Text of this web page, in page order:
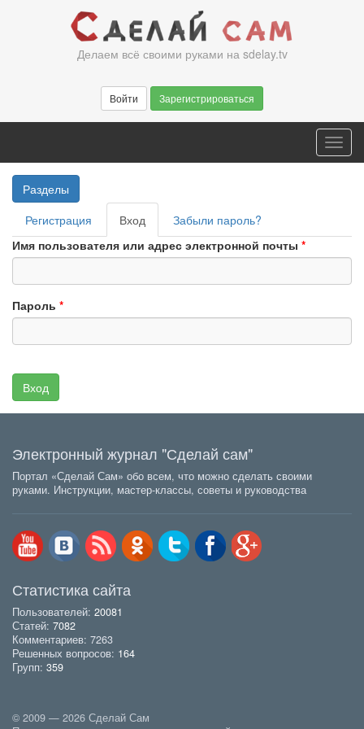
Делаем всё своими руками на sdelay.tv
Войти Зарегистрироваться
Разделы
Главные
вкладки
Регистрация Вход (активная
вкладка)
Забыли пароль?
Имя пользователя или адрес электронной почты *
Пароль *
Вход
Электронный журнал "Сделай сам"
Портал «Сделай Сам» обо всем, что можно сделать своими
руками. Инструкции, мастер-классы, советы и руководства
Статистика сайта
Пользователей: 20081
Статей: 7082
Комментариев: 7263
Решенных вопросов: 164
Групп: 359
© 2009 — 2026 Сделай Сам